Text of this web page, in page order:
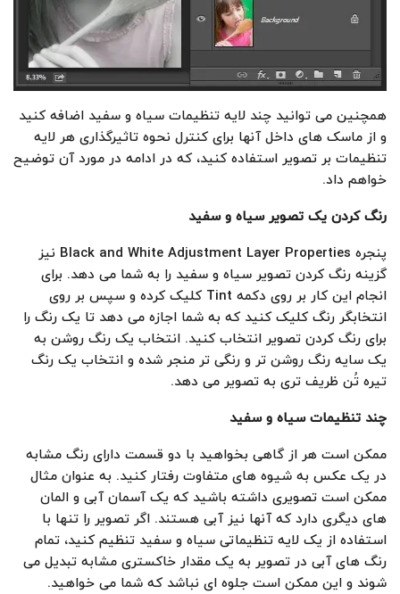
همچنین می توانید چند لایه تنظیمات سیاه و سفید اضافه کنید
و از ماسک های داخل آنها برای کنترل نحوه تاثیرگذاری هر لایه
تنظیمات بر تصویر استفاده کنید، که در ادامه در مورد آن توضیح
خواهم داد.
رنگ کردن یک تصویر سیاه و سفید
پنجره Black and White Adjustment Layer Properties نیز
گزینه رنگ کردن تصویر سیاه و سفید را به شما می دهد. برای
انجام این کار بر روی دکمه Tint کلیک کرده و سپس بر روی
انتخابگر رنگ کلیک کنید که به شما اجازه می دهد تا یک رنگ را
برای رنگ کردن تصویر انتخاب کنید. انتخاب یک رنگ روشن به
یک سایه رنگ روشن تر و رنگی تر منجر شده و انتخاب یک رنگ
تیره تُن ظریف تری به تصویر می دهد.
چند تنظیمات سیاه و سفید
ممکن است هر از گاهی بخواهید با دو قسمت دارای رنگ مشابه
در یک عکس به شیوه های متفاوت رفتار کنید. به عنوان مثال
ممکن است تصویری داشته باشید که یک آسمان آبی و المان
های دیگری دارد که آنها نیز آبی هستند. اگر تصویر را تنها با
استفاده از یک لایه تنظیماتی سیاه و سفید تنظیم کنید، تمام
رنگ های آبی در تصویر به یک مقدار خاکستری مشابه تبدیل می
شوند و این ممکن است جلوه ای نباشد که شما می خواهید.